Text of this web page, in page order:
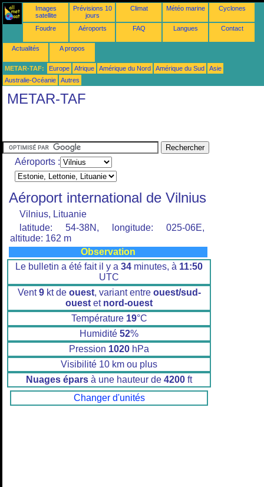
Images
satellite
Prévisions 10
jours
Climat Météo marine Cyclones
Foudre Aéroports FAQ Langues Contact
Actualités A propos
METAR-TAF: Europe Afrique Amérique du Nord Amérique du Sud
Asie
Australie-Océanie
Autres
METAR-TAF
Aéroports :
Aéroport international de Vilnius
Vilnius, Lituanie
latitude: 54-38N, longitude: 025-06E,
altitude: 162 m
Observation
Le bulletin a été fait il y a 34 minutes, à 11:50
UTC
Vent9kt de ouest, variant entre ouest/sud-
ouest et nord-ouest
Température 19°C
Humidité 52%
Pression 1020 hPa
Visibilité 10 km ou plus
Nuages épars à une hauteur de 4200 ft
Changer d'unités